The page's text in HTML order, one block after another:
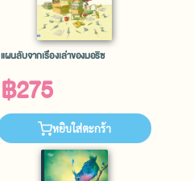
แผนลับจากเรื่องเล่าของมอริซ
฿275
หยิบใส่ตะกร้า